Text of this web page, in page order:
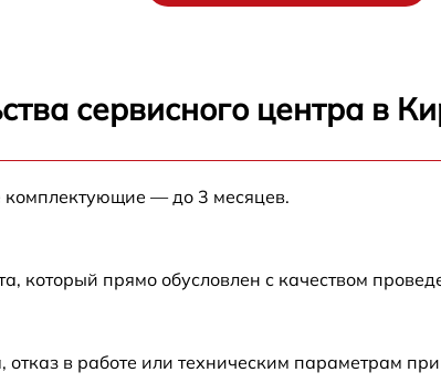
от 60 мин
сервисного центра в
комплектующие — до 3 месяцев.
который прямо обусловлен с качеством
в работе или техническим параметрам